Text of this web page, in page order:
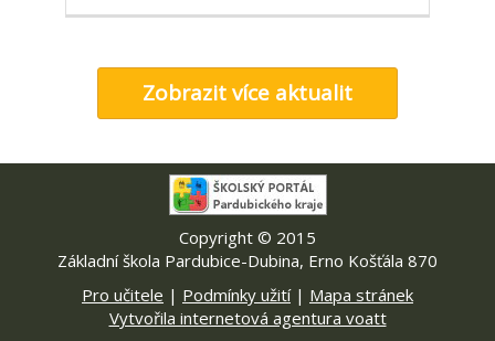
Zobrazit více aktualit
Copyright © 2015
Základní škola Pardubice-Dubina, Erno Košťála 870
Pro učitele | Podmínky užití| Mapa stránek
Vytvořila internetová agentura voatt